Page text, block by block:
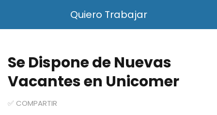
Quiero Trabajar
Se Dispone de Nuevas
Vacantes en Unicomer
✅ COMPARTIR